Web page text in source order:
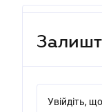
Увійдіть,